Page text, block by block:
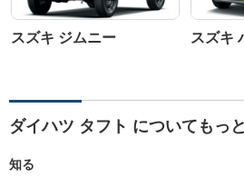
スズキ ジムニー スズキ
ダイハツ タフト についてもっ
知る